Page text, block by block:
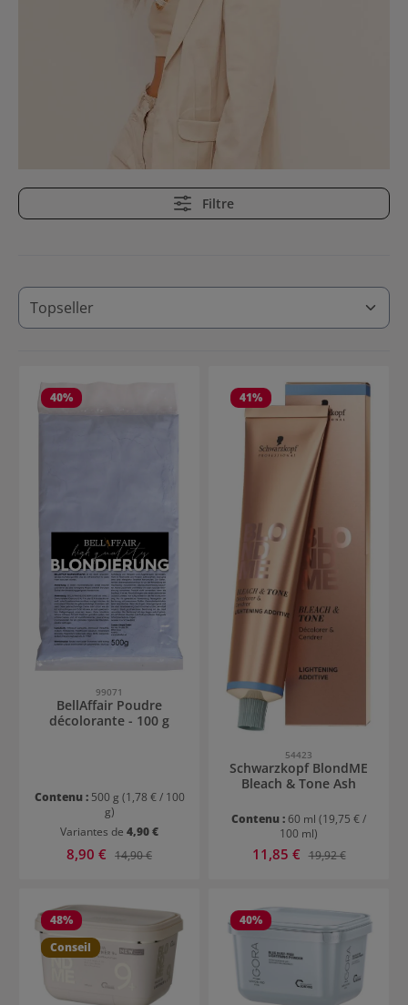
Filtre
40%
99071
BellAffair Poudre
décolorante - 100 g
Contenu : 500 g (1,78 € / 100
g)
Variantes de 4,90 €
Prix de vente :
8,90 € Prix régulier :
14,90 €
41%
54423
Schwarzkopf BlondME
Bleach & Tone Ash
Contenu : 60 ml (19,75 € /
100 ml)
Prix de vente :
11,85 € Prix régulier :
19,92 €
48%
Conseil
40%